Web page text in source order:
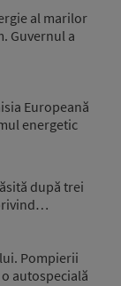
al marilor
Guvernul a
Europeană
energetic
după trei
Pompierii
autospecială